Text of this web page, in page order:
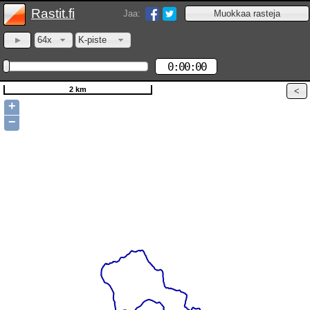
Rastit.fi Jaa:
64x K-piste
0:00:00
2 km
+
−